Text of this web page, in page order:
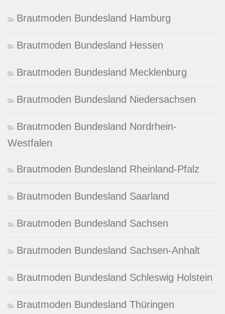
Brautmoden Bundesland Hamburg
Brautmoden Bundesland Hessen
Brautmoden Bundesland Mecklenburg
Brautmoden Bundesland Niedersachsen
Brautmoden Bundesland Nordrhein-
Westfalen
Brautmoden Bundesland Rheinland-Pfalz
Brautmoden Bundesland Saarland
Brautmoden Bundesland Sachsen
Brautmoden Bundesland Sachsen-Anhalt
Brautmoden Bundesland Schleswig Holstein
Brautmoden Bundesland Thüringen